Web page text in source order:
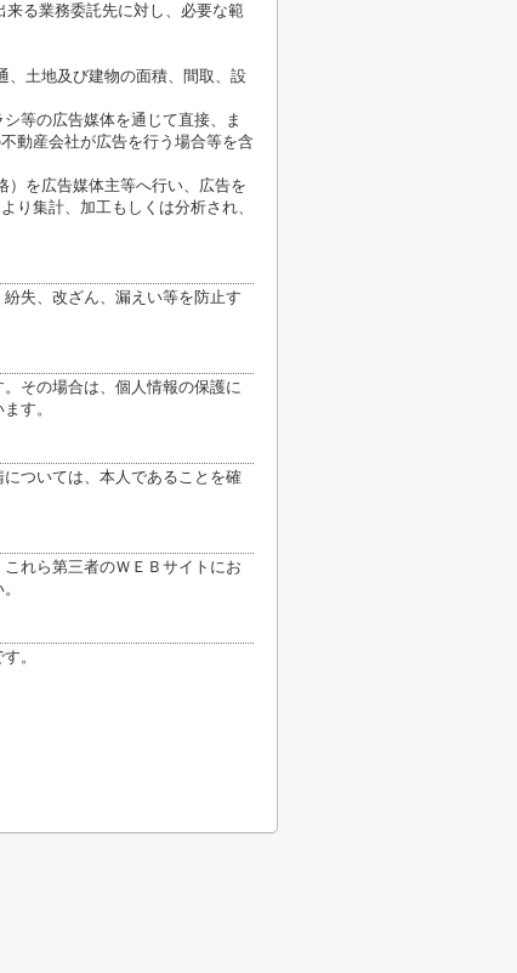
来る業務委託先に対し、必要な範
、土地及び建物の面積、間取、設
等の広告媒体を通じて直接、ま
動産会社が広告を行う場合等を含
）を広告媒体主等へ行い、広告を
り集計、加工もしくは分析され、
失、改ざん、漏えい等を防止す
その場合は、個人情報の保護に
す。
ついては、本人であることを確
れら第三者のＷＥＢサイトにお
。